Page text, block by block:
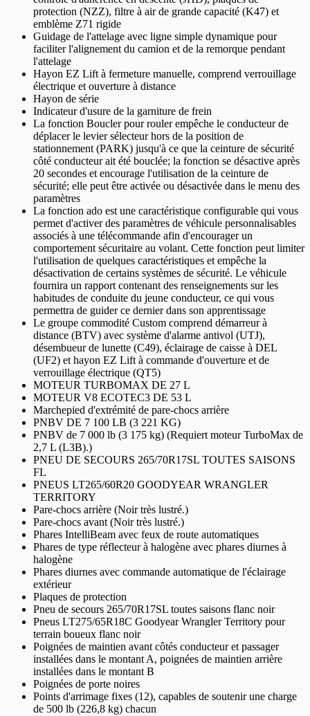
protection (NZZ), filtre à air de grande capacité (K47) et
emblème Z71 rigide
Guidage de l'attelage avec ligne simple dynamique pour
faciliter l'alignement du camion et de la remorque pendant
l'attelage
Hayon EZ Lift à fermeture manuelle, comprend verrouillage
électrique et ouverture à distance
Hayon de série
Indicateur d'usure de la garniture de frein
La fonction Boucler pour rouler empêche le conducteur de
déplacer le levier sélecteur hors de la position de
stationnement (PARK) jusqu'à ce que la ceinture de sécurité
côté conducteur ait été bouclée; la fonction se désactive après
20 secondes et encourage l'utilisation de la ceinture de
sécurité; elle peut être activée ou désactivée dans le menu des
paramètres
La fonction ado est une caractéristique configurable qui vous
permet d'activer des paramètres de véhicule personnalisables
associés à une télécommande afin d'encourager un
comportement sécuritaire au volant. Cette fonction peut limiter
l'utilisation de quelques caractéristiques et empêche la
désactivation de certains systèmes de sécurité. Le véhicule
fournira un rapport contenant des renseignements sur les
habitudes de conduite du jeune conducteur, ce qui vous
permettra de guider ce dernier dans son apprentissage
Le groupe commodité Custom comprend démarreur à
distance (BTV) avec système d'alarme antivol (UTJ),
désembueur de lunette (C49), éclairage de caisse à DEL
(UF2) et hayon EZ Lift à commande d'ouverture et de
verrouillage électrique (QT5)
MOTEUR TURBOMAX DE 27 L
MOTEUR V8 ECOTEC3 DE 53 L
Marchepied d'extrémité de pare-chocs arrière
PNBV DE 7 100 LB (3 221 KG)
PNBV de 7 000 lb (3 175 kg) (Requiert moteur TurboMax de
2,7 L (L3B).)
PNEU DE SECOURS 265/70R17SL TOUTES SAISONS
FL
PNEUS LT265/60R20 GOODYEAR WRANGLER
TERRITORY
Pare-chocs arrière (Noir très lustré.)
Pare-chocs avant (Noir très lustré.)
Phares IntelliBeam avec feux de route automatiques
Phares de type réflecteur à halogène avec phares diurnes à
halogène
Phares diurnes avec commande automatique de l'éclairage
extérieur
Plaques de protection
Pneu de secours 265/70R17SL toutes saisons flanc noir
Pneus LT275/65R18C Goodyear Wrangler Territory pour
terrain boueux flanc noir
Poignées de maintien avant côtés conducteur et passager
installées dans le montant A, poignées de maintien arrière
installées dans le montant B
Poignées de porte noires
Points d'arrimage fixes (12), capables de soutenir une charge
de 500 lb (226,8 kg) chacun